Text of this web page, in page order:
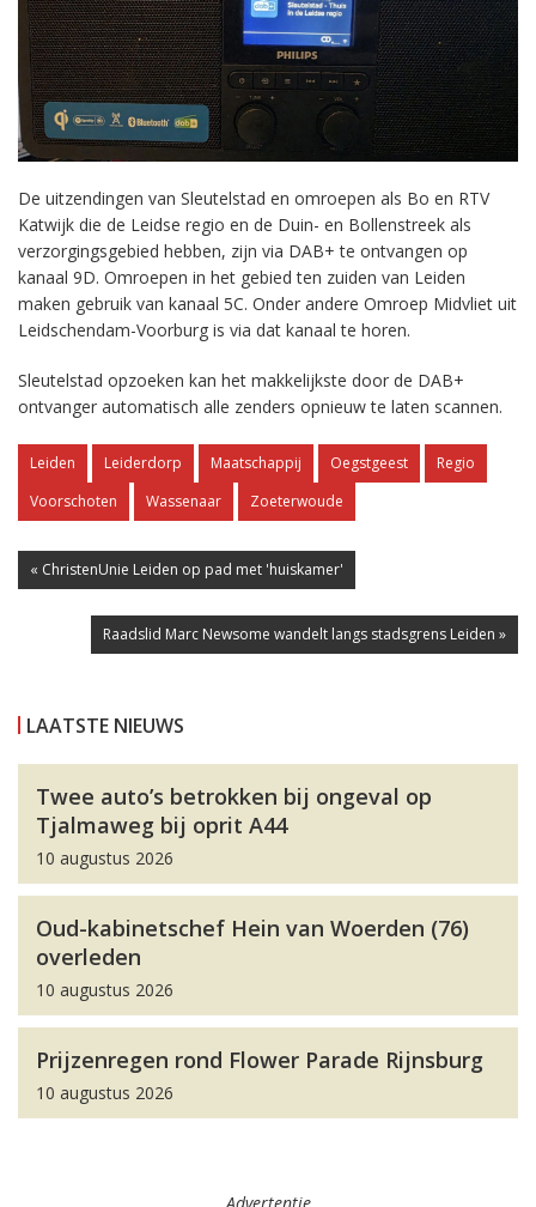
De uitzendingen van Sleutelstad en omroepen als Bo en RTV
Katwijk die de Leidse regio en de Duin- en Bollenstreek als
verzorgingsgebied hebben, zijn via DAB+ te ontvangen op
kanaal 9D. Omroepen in het gebied ten zuiden van Leiden
maken gebruik van kanaal 5C. Onder andere Omroep Midvliet uit
Leidschendam-Voorburg is via dat kanaal te horen.
Sleutelstad opzoeken kan het makkelijkste door de DAB+
ontvanger automatisch alle zenders opnieuw te laten scannen.
Leiden Leiderdorp Maatschappij Oegstgeest
Regio
Voorschoten
Wassenaar Zoeterwoude
« ChristenUnie Leiden op pad met 'huiskamer'
Raadslid Marc Newsome wandelt langs stadsgrens Leiden »
LAATSTE NIEUWS
Twee auto’s betrokken bij ongeval op
Tjalmaweg bij oprit A44
10 augustus 2026
Oud-kabinetschef Hein van Woerden (76)
overleden
10 augustus 2026
Prijzenregen rond Flower Parade Rijnsburg
10 augustus 2026